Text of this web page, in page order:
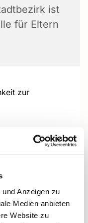
Anzeigen zu
Medien anbieten
Website zu
ist
für Eltern
zur